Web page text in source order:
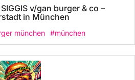
v/gan burger & co –
in München
münchen #münchen